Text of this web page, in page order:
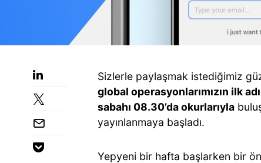
Sizlerle paylaşmak istediğimiz
global operasyonlarımızın ilk
sabahı 08.30’da okurlarıyla
yayınlanmaya başladı.
Yepyeni bir hafta başlarken bir